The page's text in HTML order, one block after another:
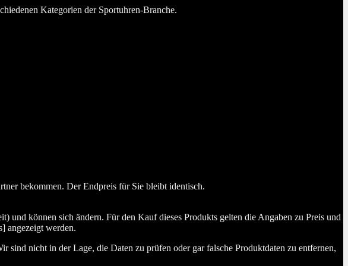
Kategorien der Sportuhren-Branche.
bekommen. Der Endpreis für Sie bleibt identisch.
und können sich ändern. Für den Kauf dieses Produkts gelten die Angaben zu Preis und
angezeigt werden.
sind nicht in der Lage, die Daten zu prüfen oder gar falsche Produktdaten zu entfernen,